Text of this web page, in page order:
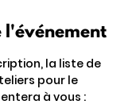
l'événement
la liste de
pour le
à vous :